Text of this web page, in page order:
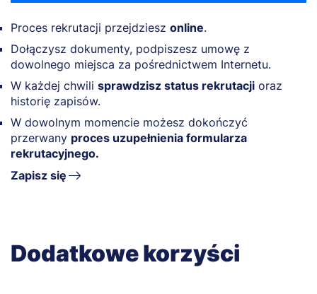
Proces rekrutacji przejdziesz online.
Dołączysz dokumenty, podpiszesz umowę z
dowolnego miejsca za pośrednictwem Internetu.
W każdej chwili sprawdzisz status rekrutacji oraz
historię zapisów.
W dowolnym momencie możesz dokończyć
przerwany proces uzupełnienia formularza
rekrutacyjnego.
Zapisz się
Dodatkowe korzyści